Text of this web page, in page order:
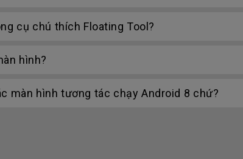
cụ chú thích Floating Tool?
hình?
màn hình tương tác chạy Android 8 chứ?